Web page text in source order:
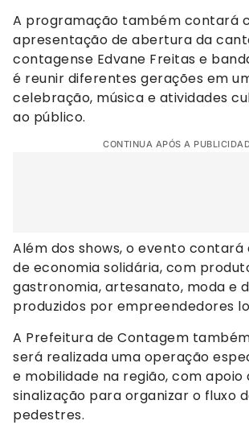
A programação também contará
apresentação de abertura da
contagense Edvane Freitas e
é reunir diferentes gerações em
celebração, música e atividades
ao público.
CONTINUA APÓS A
Além dos shows, o evento
de economia solidária, com
gastronomia, artesanato, moda e
produzidos por empreendedores
A Prefeitura de Contagem
será realizada uma operação
e mobilidade na região, com apoio
sinalização para organizar o fluxo
pedestres.